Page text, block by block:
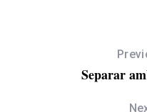
Separar